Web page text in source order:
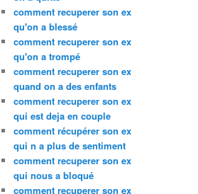
comment recuperer son ex
qu'on a blessé
comment recuperer son ex
qu'on a trompé
comment recuperer son ex
quand on a des enfants
comment recuperer son ex
qui est deja en couple
comment récupérer son ex
qui n a plus de sentiment
comment recuperer son ex
qui nous a bloqué
comment recuperer son ex